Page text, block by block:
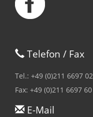
Telefon / Fax
Tel.: +49 (0)211 6697 02
Fax: +49 (0)211 6697 60
E-Mail